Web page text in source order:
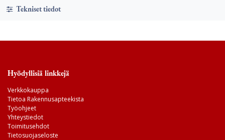
Tekniset tiedot
Hyödyllisiä linkkejä
Verkkokauppa
Tietoa Rakennusapteekista
Työohjeet
Yhteystiedot
Toimitusehdot
Tietosuojaseloste